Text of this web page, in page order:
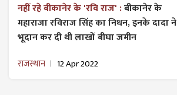
नहीं रहे बीकानेर के 'रवि राज' :बीकानेर के
महाराजा रविराज सिंह का निधन, इनके दादा ने
भूदान कर दी थी लाखों बीघा जमीन
राजस्थान 12 Apr 2022